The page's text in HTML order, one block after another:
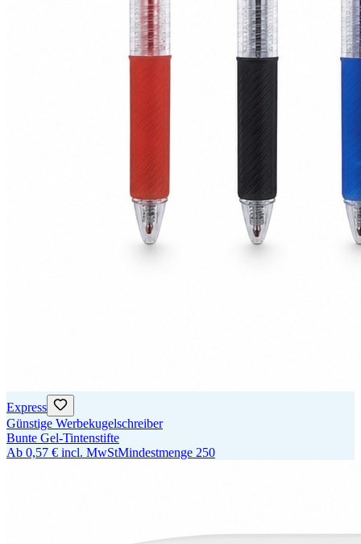
Express
Günstige Werbekugelschreiber
Bunte Gel-Tintenstifte
Ab 0,57 € incl. MwStMindestmenge 250